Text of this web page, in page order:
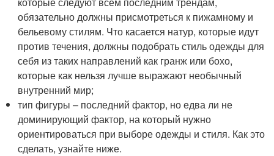
обязательно должны присмотреться к пижамному и
бельевому стилям. Что касается натур, которые идут
против течения, должны подобрать стиль одежды для
себя из таких направлений как гранж или бохо,
которые как нельзя лучше выражают необычный
внутренний мир;
тип фигуры – последний фактор, но едва ли не
доминирующий фактор, на который нужно
ориентироваться при выборе одежды и стиля. Как это
сделать, узнайте ниже.